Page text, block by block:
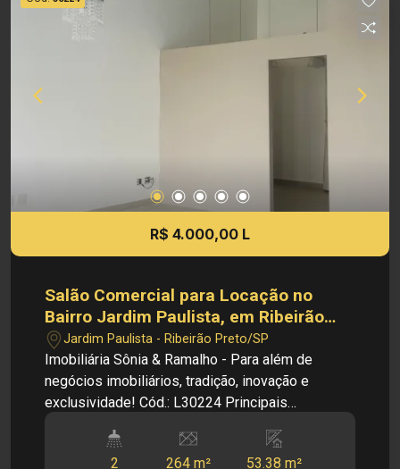
4.200,00 Investimento IPTU: R$ 233,00 Obs.:
como imobiliária, me reservo o direito de alterar
qualquer informação referente aos valores,
R$ 4.000,00 L
Salão Comercial para Locação no
Bairro Jardim Paulista, em Ribeirão
Preto
Jardim Paulista - Ribeirão Preto/SP
Imobiliária Sônia & Ramalho - Para além de
negócios imobiliários, tradição, inovação e
exclusividade! Cód.: L30224 Principais
Bairro Jardim Paulista - Salão Amplo - Provador -
2 264 m² 53.38 m²